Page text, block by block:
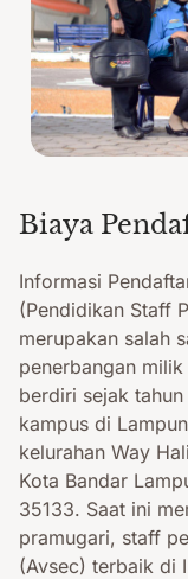
Biaya
Informasi
(Pendidikan Staff
merupakan salah
penerbangan
berdiri sejak
kampus di
kelurahan Way
Kota Bandar
35133. Saat ini
pramugari, staff
(Avsec) terbaik di